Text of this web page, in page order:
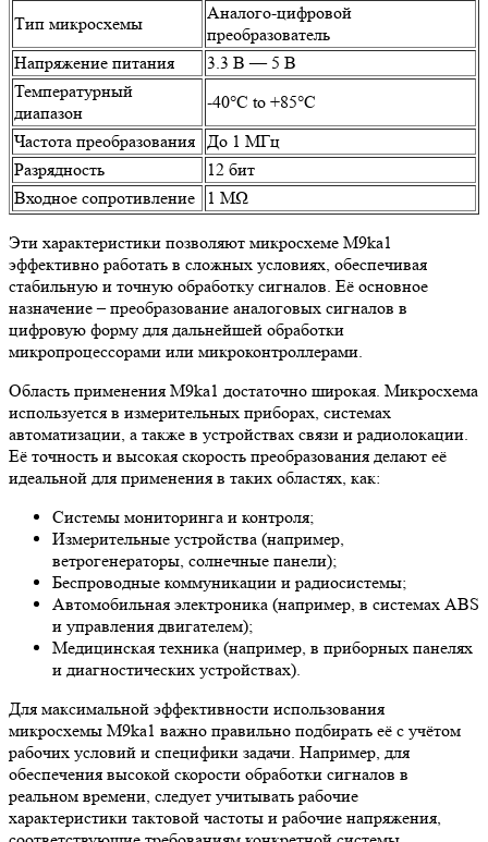
Тип микросхемы
Аналого-цифровой
преобразователь
Напряжение питания
3.3 В — 5 В
Температурный
диапазон
-40°C to +85°C
Частота преобразования
До 1 МГц
Разрядность
12 бит
Входное сопротивление
1 МΩ
Эти характеристики позволяют микросхеме M9ka1
эффективно работать в сложных условиях, обеспечивая
стабильную и точную обработку сигналов. Её основное
назначение – преобразование аналоговых сигналов в
цифровую форму для дальнейшей обработки
микропроцессорами или микроконтроллерами.
Область применения M9ka1 достаточно широкая. Микросхема
используется в измерительных приборах, системах
автоматизации, а также в устройствах связи и радиолокации.
Её точность и высокая скорость преобразования делают её
идеальной для применения в таких областях, как:
Системы мониторинга и контроля;
Измерительные устройства (например,
ветрогенераторы, солнечные панели);
Беспроводные коммуникации и радиосистемы;
Автомобильная электроника (например, в системах ABS
и управления двигателем);
Медицинская техника (например, в приборных панелях
и диагностических устройствах).
Для максимальной эффективности использования
микросхемы M9ka1 важно правильно подбирать её с учётом
рабочих условий и специфики задачи. Например, для
обеспечения высокой скорости обработки сигналов в
реальном времени, следует учитывать рабочие
характеристики тактовой частоты и рабочие напряжения,